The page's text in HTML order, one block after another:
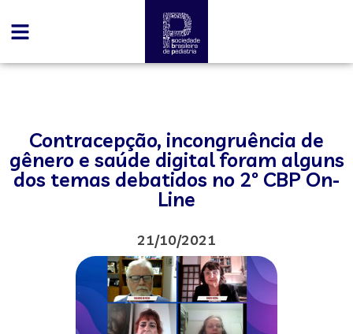
Contracepção, incongruência de
gênero e saúde digital foram alguns
dos temas debatidos no 2º CBP On-
Line
21/10/2021